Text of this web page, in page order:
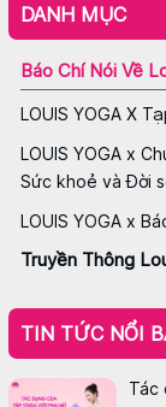
DANH MỤC
Báo Chí Nói Về
LOUIS YOGA X
LOUIS YOGA x
Sức khoẻ và Đời
LOUIS YOGA x
Truyền Thông
TIN TỨC NỔI
Tác